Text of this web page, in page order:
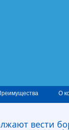
О
вести